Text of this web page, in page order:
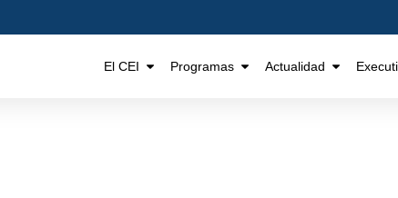
El CEI Programas Actualidad